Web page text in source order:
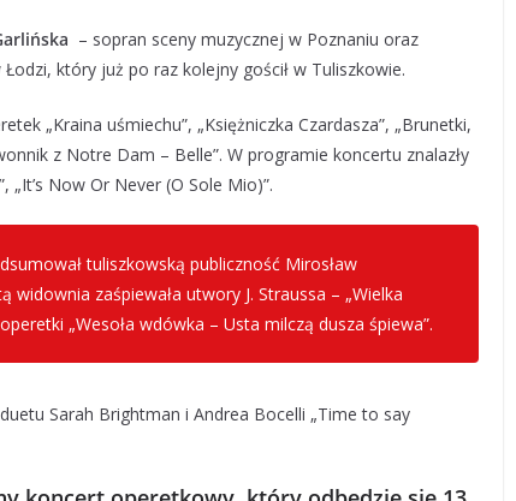
– sopran sceny muzycznej w Poznaniu oraz
który już po raz kolejny gościł w Tuliszkowie.
„Kraina uśmiechu”, „Księżniczka Czardasza”, „Brunetki,
z Notre Dam – Belle”. W programie koncertu znalazły
„It’s Now Or Never (O Sole Mio)”.
tuliszkowską publiczność Mirosław
zaśpiewała utwory J. Straussa – „Wielka
„Wesoła wdówka – Usta milczą dusza śpiewa”.
Sarah Brightman i Andrea Bocelli „Time to say